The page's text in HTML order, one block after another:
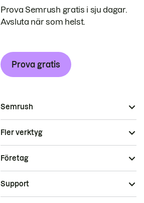
Prova Semrush gratis i sju dagar.
Avsluta när som helst.
Prova gratis
Semrush
Fler verktyg
Företag
Support